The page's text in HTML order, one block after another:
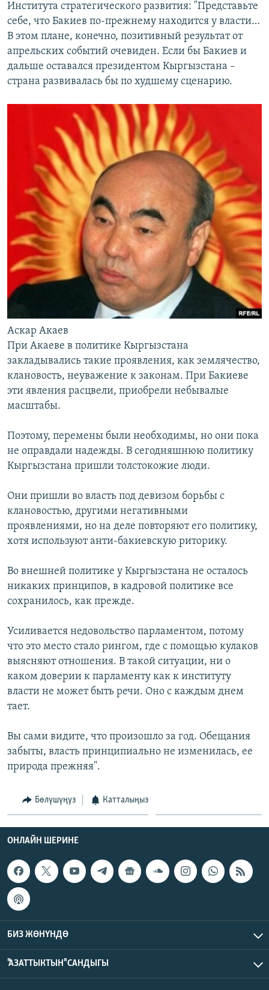
Института стратегического развития: "Представьте
себе, что Бакиев по-прежнему находится у власти…
В этом плане, конечно, позитивный результат от
апрельских событий очевиден. Если бы Бакиев и
дальше оставался президентом Кыргызстана –
страна развивалась бы по худшему сценарию.
Аскар Акаев
При Акаеве в политике Кыргызстана
закладывались такие проявления, как землячество,
клановость, неуважение к законам. При Бакиеве
эти явления расцвели, приобрели небывалые
масштабы.
Поэтому, перемены были необходимы, но они пока
не оправдали надежды. В сегодняшнюю политику
Кыргызстана пришли толстокожие люди.
Они пришли во власть под девизом борьбы с
клановостью, другими негативными
проявлениями, но на деле повторяют его политику,
хотя используют анти-бакиевскую риторику.
Во внешней политике у Кыргызстана не осталось
никаких принципов, в кадровой политике все
сохранилось, как прежде.
Усиливается недовольство парламентом, потому
что это место стало рингом, где с помощью кулаков
выясняют отношения. В такой ситуации, ни о
каком доверии к парламенту как к институту
власти не может быть речи. Оно с каждым днем
тает.
Вы сами видите, что произошло за год. Обещания
забыты, власть принципиально не изменилась, ее
природа прежняя".
Бөлүшүңүз Катталыңыз
ОНЛАЙН ШЕРИНЕ
БИЗ ЖӨНҮНДӨ
"АЗАТТЫКТЫН" САНДЫГЫ